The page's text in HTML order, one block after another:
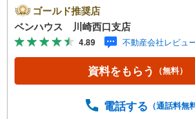
もなります ■ご見学をご希望のお
ご対応させていただきます。■ま
などにも対応しております。 ど
さい。その他にも・・・●「この
物件を見てみたい」●「私はロー
う？」●「買替えなので、自宅が
は、どれくらいないと買えないの
ゴールド推奨店
ベンハウス 川崎西口支店
4.89 不動産会社レビュ
資料をもらう （無料）
電話する （通話料無